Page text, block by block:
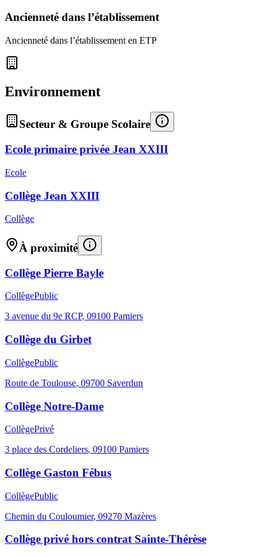
Ancienneté dans l’établissement
Ancienneté dans l’établissement en ETP
Environnement
Secteur & Groupe Scolaire
Ecole primaire privée Jean XXIII
Ecole
Collège Jean XXIII
Collège
À proximité
Collège Pierre Bayle
CollègePublic
3 avenue du 9e RCP, 09100 Pamiers
Collège du Girbet
CollègePublic
Route de Toulouse, 09700 Saverdun
Collège Notre-Dame
CollègePrivé
3 place des Cordeliers, 09100 Pamiers
Collège Gaston Fébus
CollègePublic
Chemin du Couloumier, 09270 Mazères
Collège privé hors contrat Sainte-Thérèse